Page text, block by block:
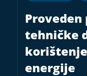
tehničke
energije